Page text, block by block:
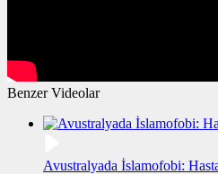
Benzer Videolar
Avustralyada İslamofobi: